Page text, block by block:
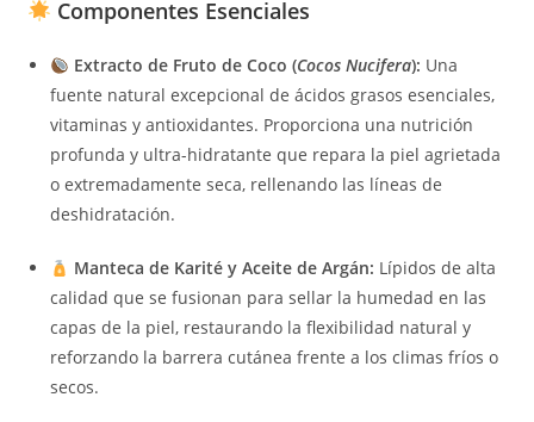
Componentes Esenciales
Extracto de Fruto de Coco (Cocos Nucifera): Una
fuente natural excepcional de ácidos grasos esenciales,
vitaminas y antioxidantes. Proporciona una nutrición
profunda y ultra-hidratante que repara la piel agrietada
o extremadamente seca, rellenando las líneas de
deshidratación.
Manteca de Karité y Aceite de Argán: Lípidos de alta
calidad que se fusionan para sellar la humedad en las
capas de la piel, restaurando la flexibilidad natural y
reforzando la barrera cutánea frente a los climas fríos o
secos.